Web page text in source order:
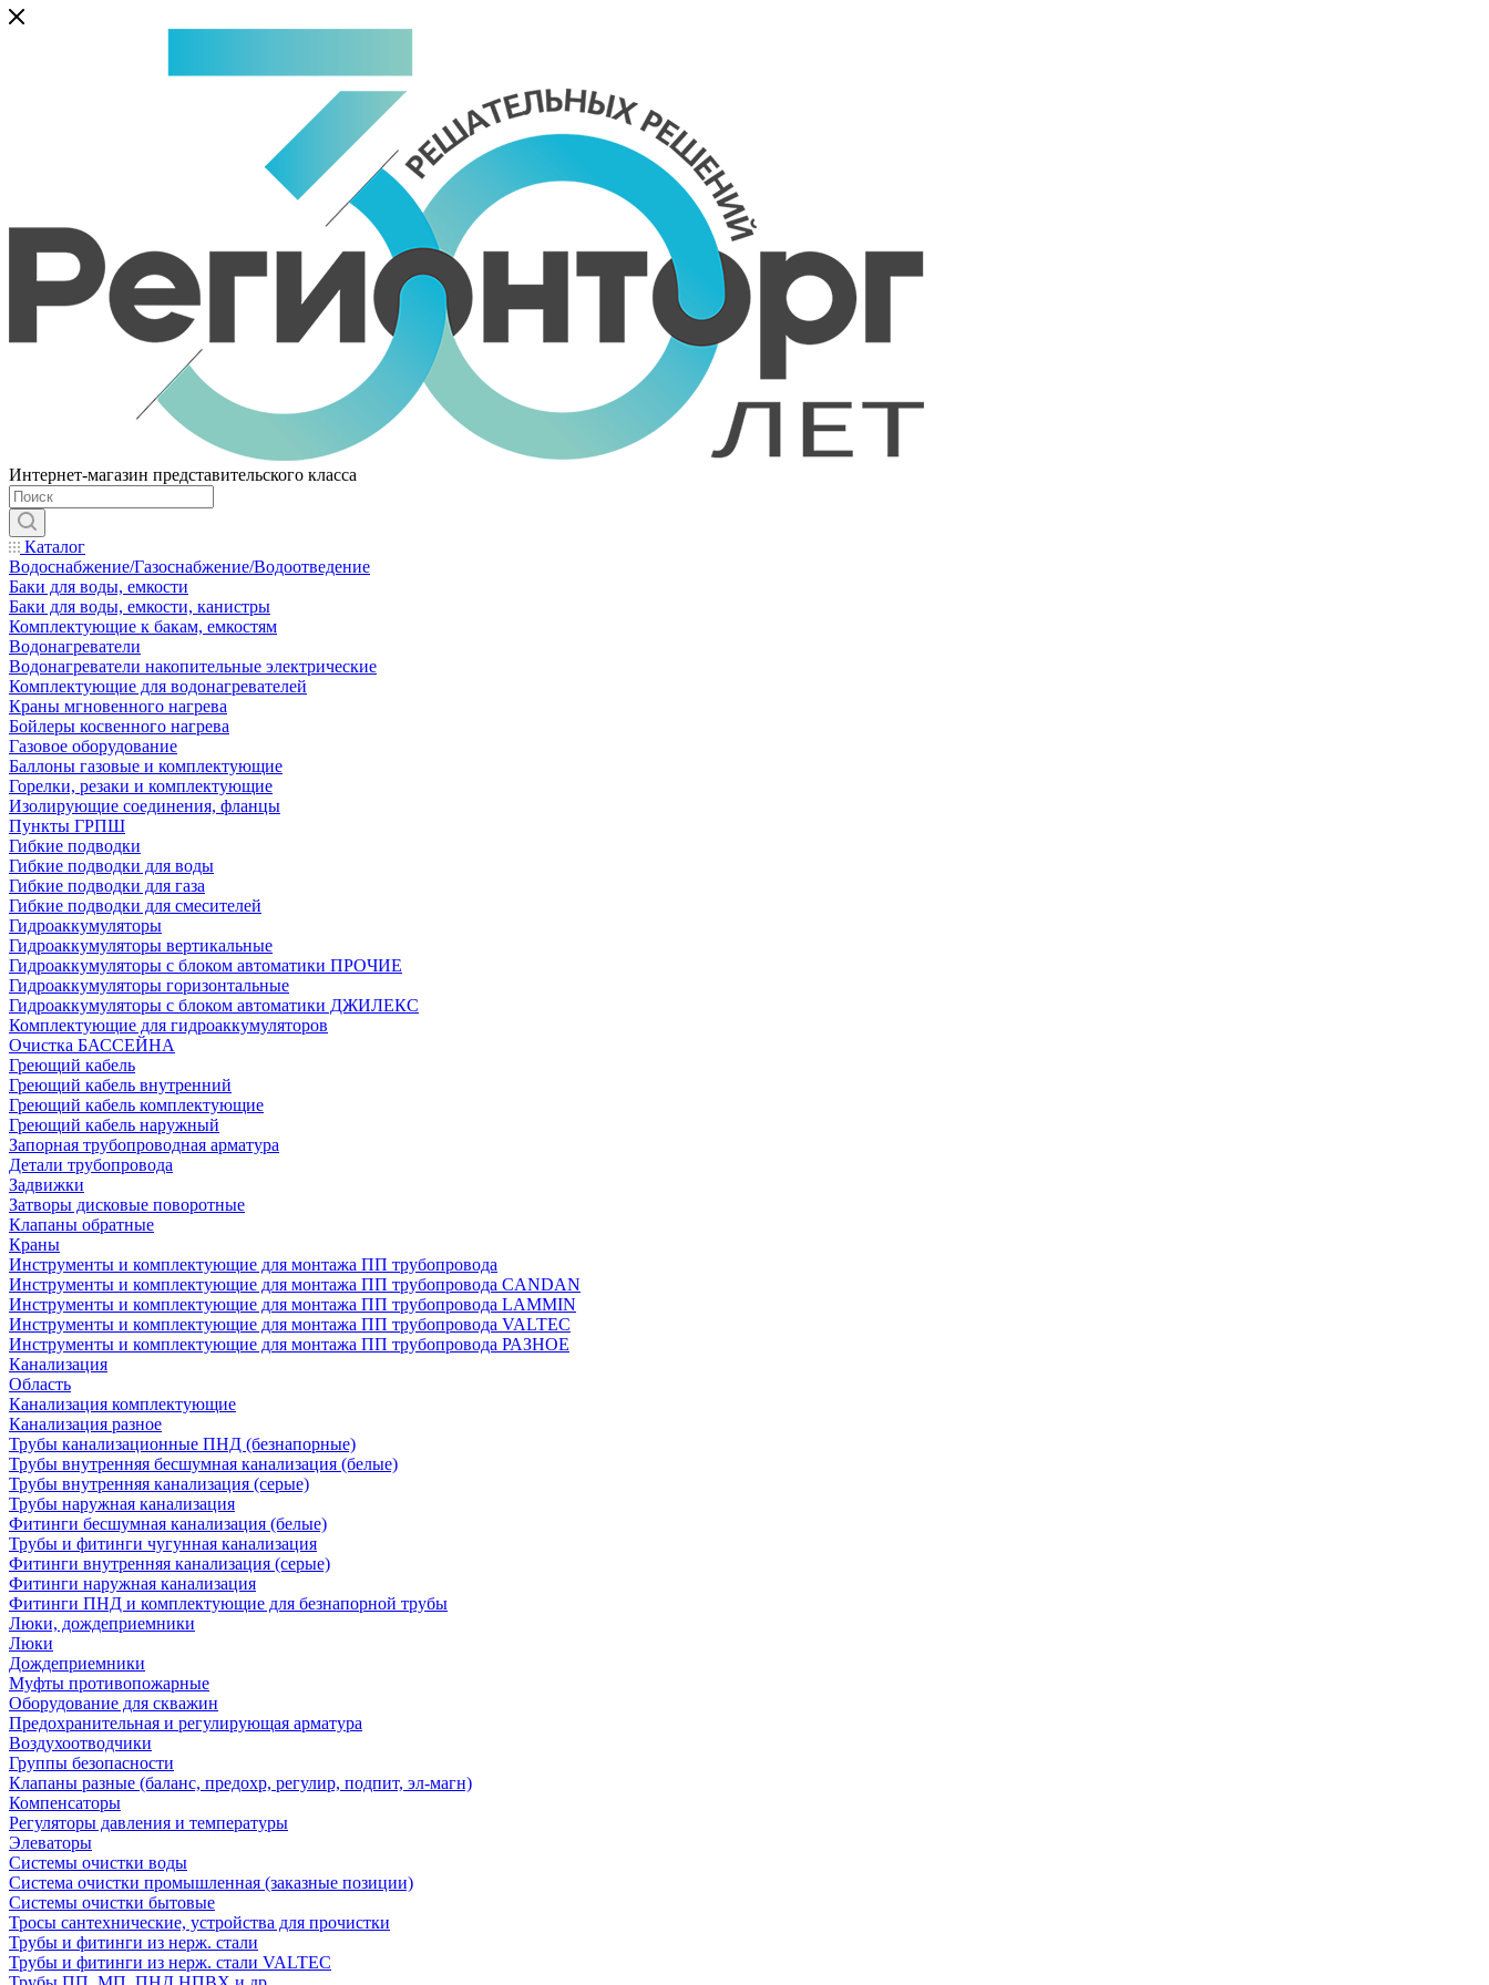
Интернет-магазин представительского класса
Каталог
Водоснабжение/Газоснабжение/Водоотведение
Баки для воды, емкости
Баки для воды, емкости, канистры
Комплектующие к бакам, емкостям
Водонагреватели
Водонагреватели накопительные электрические
Комплектующие для водонагревателей
Краны мгновенного нагрева
Бойлеры косвенного нагрева
Газовое оборудование
Баллоны газовые и комплектующие
Горелки, резаки и комплектующие
Изолирующие соединения, фланцы
Пункты ГРПШ
Гибкие подводки
Гибкие подводки для воды
Гибкие подводки для газа
Гибкие подводки для смесителей
Гидроаккумуляторы
Гидроаккумуляторы вертикальные
Гидроаккумуляторы с блоком автоматики ПРОЧИЕ
Гидроаккумуляторы горизонтальные
Гидроаккумуляторы с блоком автоматики ДЖИЛЕКС
Комплектующие для гидроаккумуляторов
Очистка БАССЕЙНА
Греющий кабель
Греющий кабель внутренний
Греющий кабель комплектующие
Греющий кабель наружный
Запорная трубопроводная арматура
Детали трубопровода
Задвижки
Затворы дисковые поворотные
Клапаны обратные
Краны
Инструменты и комплектующие для монтажа ПП трубопровода
Инструменты и комплектующие для монтажа ПП трубопровода CANDAN
Инструменты и комплектующие для монтажа ПП трубопровода LAMMIN
Инструменты и комплектующие для монтажа ПП трубопровода VALTEC
Инструменты и комплектующие для монтажа ПП трубопровода РАЗНОЕ
Канализация
Область
Канализация комплектующие
Канализация разное
Трубы канализационные ПНД (безнапорные)
Трубы внутренняя бесшумная канализация (белые)
Трубы внутренняя канализация (серые)
Трубы наружная канализация
Фитинги бесшумная канализация (белые)
Трубы и фитинги чугунная канализация
Фитинги внутренняя канализация (серые)
Фитинги наружная канализация
Фитинги ПНД и комплектующие для безнапорной трубы
Люки, дождеприемники
Люки
Дождеприемники
Муфты противопожарные
Оборудование для скважин
Предохранительная и регулирующая арматура
Воздухоотводчики
Группы безопасности
Клапаны разные (баланс, предохр, регулир, подпит, эл-магн)
Компенсаторы
Регуляторы давления и температуры
Элеваторы
Системы очистки воды
Система очистки промышленная (заказные позиции)
Системы очистки бытовые
Тросы сантехнические, устройства для прочистки
Трубы и фитинги из нерж. стали
Трубы и фитинги из нерж. стали VALTEC